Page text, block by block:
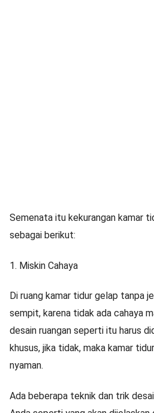
Semenata itu kekurangan kamar
sebagai berikut:
1. Miskin Cahaya
Di ruang kamar tidur gelap tanpa
sempit, karena tidak ada cahaya
desain ruangan seperti itu harus
khusus, jika tidak, maka kamar
nyaman.
Ada beberapa teknik dan trik